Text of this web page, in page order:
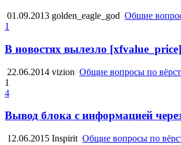
01.09.2013 golden_eagle_god Общие
1
В новостях вылезло [xfvalue_price]
22.06.2014 vizion Общие вопросы по
1
4
Вывод блока с информацией
12.06.2015 Inspirit Общие вопросы по